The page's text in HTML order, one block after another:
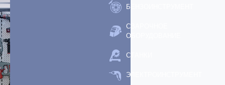
БЕНЗОИНСТРУМЕНТ
СВАРОЧНОЕ
ОБОРУДОВАНИЕ
СТАНКИ
ЭЛЕКТРОИНСТРУМЕНТ